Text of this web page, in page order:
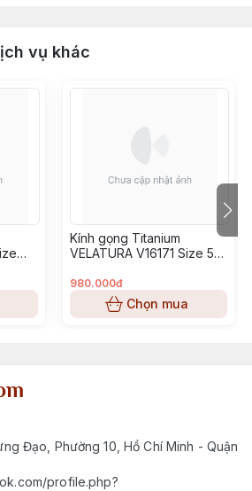
vụ khác
Kính gọng Titanium
VELATURA V16171 Size 53-
980.000đ
Chọn mua
Đạo, Phường 10, Hồ Chí Minh - Quận
profile.php?